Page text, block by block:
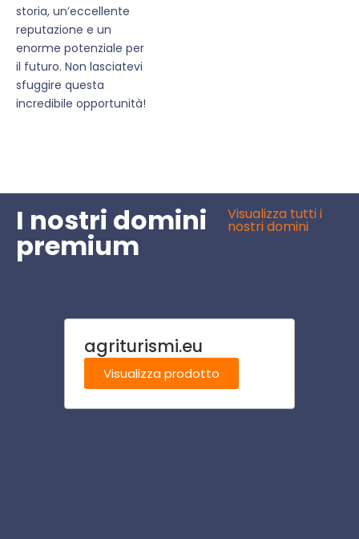
storia, un’eccellente
reputazione e un
enorme potenziale per
il futuro. Non lasciatevi
sfuggire questa
incredibile opportunità!
I nostri domini
premium
Visualizza tutti i
nostri domini
agriturismi.eu
Visualizza prodotto